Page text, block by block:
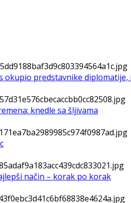
okupio predstavnike
knedle sa šljivama
način – korak po korak